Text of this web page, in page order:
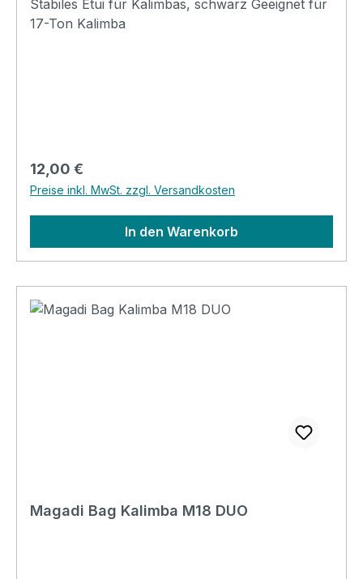
Stabiles Etui für Kalimbas, schwarz Geeignet für
17-Ton Kalimba
Regulärer Preis:
12,00 €
Preise inkl. MwSt. zzgl. Versandkosten
In den Warenkorb
Magadi Bag Kalimba M18 DUO